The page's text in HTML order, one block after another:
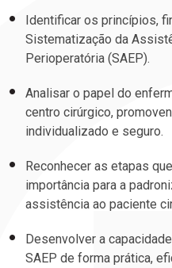
Identificar os princípios,
Sistematização da
Perioperatória (SAEP).
Analisar o papel do
centro cirúrgico,
individualizado e seguro.
Reconhecer as etapas
importância para a
assistência ao paciente
Desenvolver a
SAEP de forma prática,